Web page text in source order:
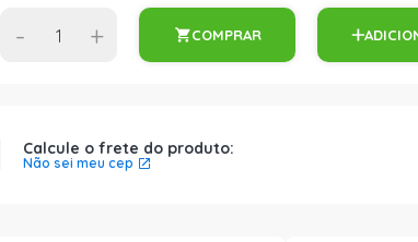
- + COMPRAR
Calcule o frete do produto:
Não sei meu cep